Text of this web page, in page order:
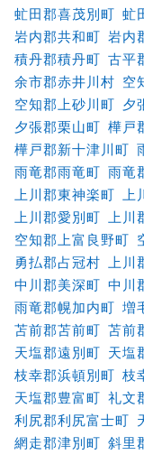
虻田郡喜茂別町 虻
岩内郡共和町 岩内
積丹郡積丹町 古平
余市郡赤井川村 空
空知郡上砂川町 夕
夕張郡栗山町 樺戸
樺戸郡新十津川町
雨竜郡雨竜町 雨竜
上川郡東神楽町
上川郡愛別町
上川
空知郡上富良野町
勇払郡占冠村
上川
中川郡美深町 中川
雨竜郡幌加内町 増
苫前郡苫前町 苫前
天塩郡遠別町 天塩
枝幸郡浜頓別町 枝
天塩郡豊富町 礼文
利尻郡利尻富士町
網走郡津別町 斜里